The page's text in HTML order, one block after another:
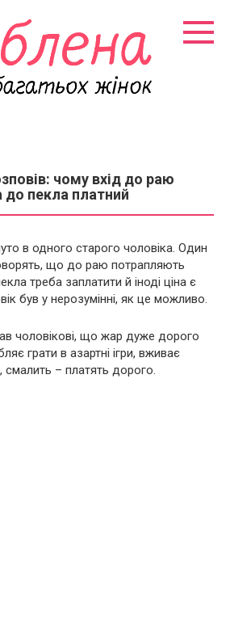
чому вхід до раю
пекла платний
в одного старого чоловіка. Один
що до раю потрапляють
треба заплатити й іноді ціна є
був у нерозумінні, як це можливо.
чоловікові, що жар дуже дорого
грати в азартні ігри, вживає
смалить – платять дорого.